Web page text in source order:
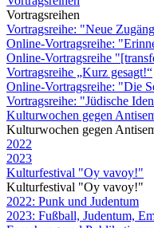
Vortragsreihen
Vortragsreihe: "Neue
Online-Vortragsreihe:
Online-Vortragsreihe
Vortragsreihe „Kurz gesagt!“
Online-Vortragsreihe: "Die
Vortragsreihe: "Jüdische
Kulturwochen gegen
Kulturwochen gegen
2022
2023
Kulturfestival "Oy vavoy!"
Kulturfestival "Oy vavoy!"
2022: Punk und Judentum
2023: Fußball, Judentum,